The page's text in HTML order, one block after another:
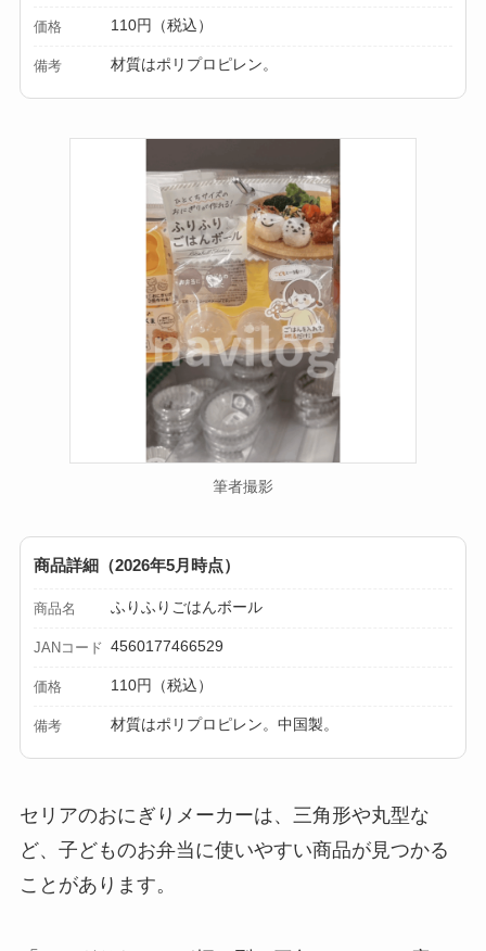
価格 110円（税込）
備考 材質はポリプロピレン。
筆者撮影
商品詳細（2026年5月時点）
商品名 ふりふりごはんボール
JANコード 4560177466529
価格 110円（税込）
備考 材質はポリプロピレン。中国製。
セリアのおにぎりメーカーは、三角形や丸型な
ど、子どものお弁当に使いやすい商品が見つかる
ことがあります。